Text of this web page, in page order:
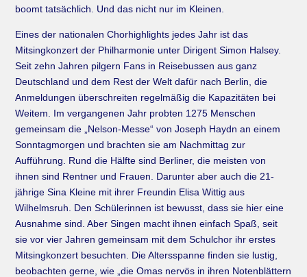
boomt tatsächlich. Und das nicht nur im Kleinen.
Eines der nationalen Chorhighlights jedes Jahr ist das
Mitsingkonzert der Philharmonie unter Dirigent Simon Halsey.
Seit zehn Jahren pilgern Fans in Reisebussen aus ganz
Deutschland und dem Rest der Welt dafür nach Berlin, die
Anmeldungen überschreiten regelmäßig die Kapazitäten bei
Weitem. Im vergangenen Jahr probten 1275 Menschen
gemeinsam die „Nelson-Messe“ von Joseph Haydn an einem
Sonntagmorgen und brachten sie am Nachmittag zur
Aufführung. Rund die Hälfte sind Berliner, die meisten von
ihnen sind Rentner und Frauen. Darunter aber auch die 21-
jährige Sina Kleine mit ihrer Freundin Elisa Wittig aus
Wilhelmsruh. Den Schülerinnen ist bewusst, dass sie hier eine
Ausnahme sind. Aber Singen macht ihnen einfach Spaß, seit
sie vor vier Jahren gemeinsam mit dem Schulchor ihr erstes
Mitsingkonzert besuchten. Die Altersspanne finden sie lustig,
beobachten gerne, wie „die Omas nervös in ihren Notenblättern